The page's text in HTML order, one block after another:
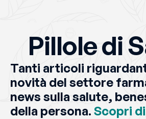
Pillole di
Tanti articoli
novità del settore
news sulla salute,
della persona. Scopri